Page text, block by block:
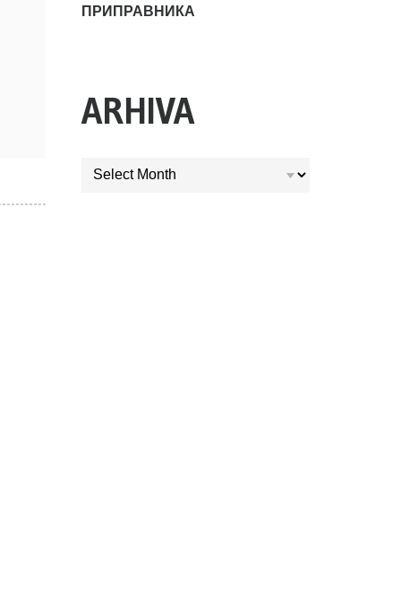
ПРИПРАВНИКА
ARHIVA
ARHIVA